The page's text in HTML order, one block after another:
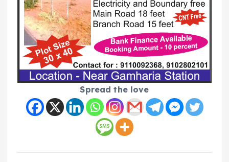
Spread the love